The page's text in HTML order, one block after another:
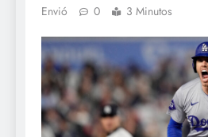
Envió
0 3 Minutos